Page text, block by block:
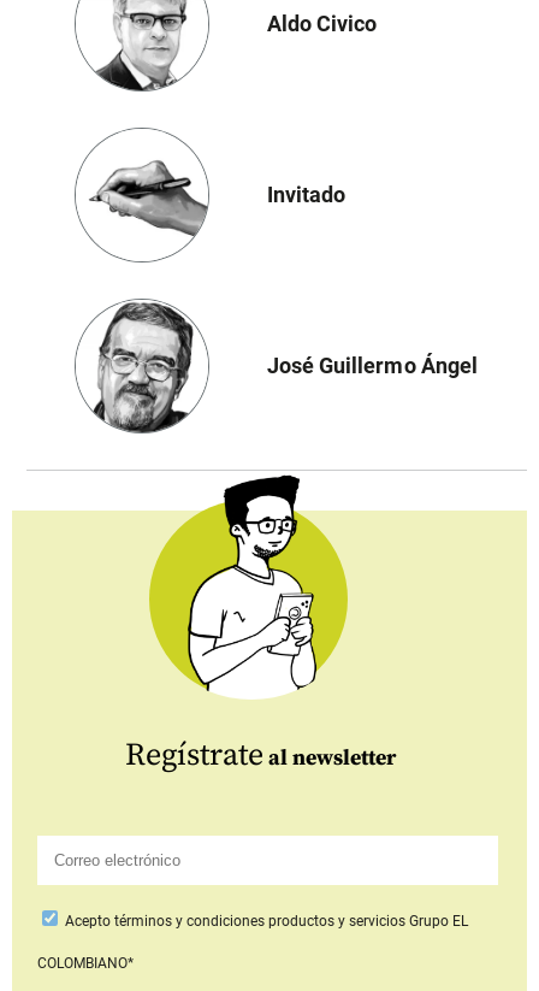
Aldo Civico
Invitado
José Guillermo Ángel
Regístrate al newsletter
Aceptotérminos y condiciones productos y serviciosGrupo EL
COLOMBIANO*